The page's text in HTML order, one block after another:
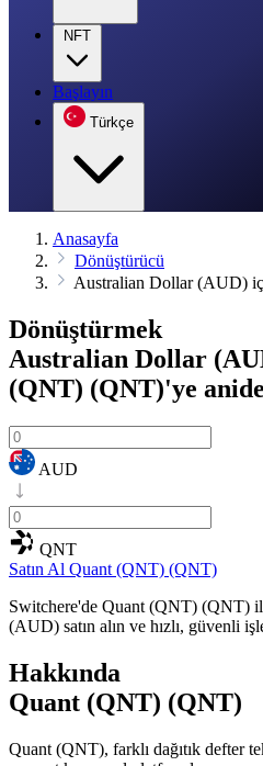
NFT
Başlayın
Türkçe
Anasayfa
Dönüştürücü
Australian Dollar (AUD)
Dönüştürmek
Australian Dollar
(QNT) (QNT)'ye
AUD
QNT
Satın Al Quant (QNT) (QNT)
Switchere'de Quant (QNT) (QNT)
(AUD) satın alın ve hızlı, güvenli
Hakkında
Quant (QNT) (QNT)
Quant (QNT), farklı dağıtık defter